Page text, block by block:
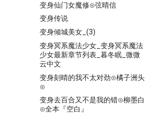
变身仙门女魔修⊙弦晴信
变身传说
变身倾城美女_(3)
变身冥系魔法少女_变身冥系魔法
少女最新章节列表_暮冬眠_微微
云中文
变身刻晴的我不太对劲⊙橘子洲头
⊙
变身去百合又不是我的错⊙柳墨白
⊙全本『空白』